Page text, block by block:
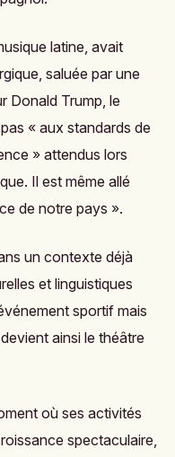
latine, avait
saluée par une
Donald Trump, le
« aux standards de
» attendus lors
Il est même allé
de notre pays ».
un contexte déjà
et linguistiques
sportif mais
ainsi le théâtre
où ses activités
spectaculaire,